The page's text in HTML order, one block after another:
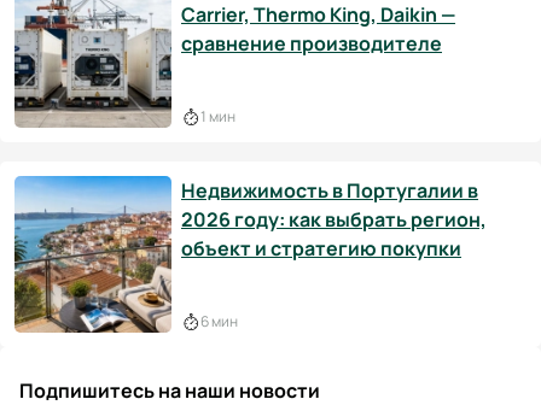
Carrier, Thermo King, Daikin —
сравнение производителе
1 мин
Недвижимость в Португалии в
2026 году: как выбрать регион,
объект и стратегию покупки
6 мин
Подпишитесь на наши новости